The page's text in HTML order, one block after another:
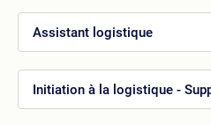
Assistant logistique
Initiation à la logistique -